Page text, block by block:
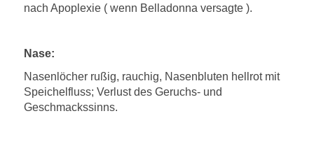
nach Apoplexie ( wenn Belladonna versagte ).
Nase:
Nasenlöcher rußig, rauchig, Nasenbluten hellrot mit
Speichelfluss; Verlust des Geruchs- und
Geschmackssinns.